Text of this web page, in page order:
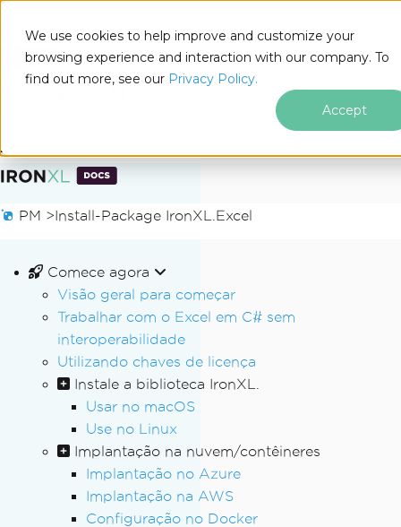
We use cookies to help improve and customize your
browsing experience and interaction with our company. To
find out more, see our Privacy Policy.
Accept
Ir para o conteúdo do rodapé
Docs
PM >Install-Package IronXL.Excel
Comece agora
Visão geral para começar
Trabalhar com o Excel em C# sem
interoperabilidade
Utilizando chaves de licença
Instale a biblioteca IronXL.
Usar no macOS
Use no Linux
Implantação na nuvem/contêineres
Implantação no Azure
Implantação na AWS
Configuração no Docker